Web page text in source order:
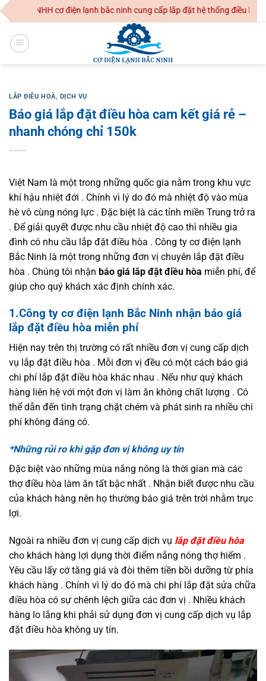
Skip
to
content
TNHH cơ điện lạnh bắc ninh cung cấp lắp đặt hệ thống điều hoà
LẮP ĐIỀU HOÀ, DỊCH VỤ
Báo giá lắp đặt điều hòa cam kết giá rẻ –
nhanh chóng chỉ 150k
Việt Nam là một trong những quốc gia nằm trong khu vực
khí hậu nhiệt đới . Chính vì lý do đó mà nhiệt độ vào mùa
hè vô cùng nóng lực . Đặc biệt là các tỉnh miền Trung trở ra
. Để giải quyết được nhu cầu nhiệt độ cao thì nhiều gia
đình có nhu cầu lắp đặt điều hòa . Công ty cơ điện lạnh
Bắc Ninh là một trong những đơn vị chuyên lắp đặt điều
hòa . Chúng tôi nhận báo giá lắp đặt điều hòa miễn phí, để
giúp cho quý khách xác định chính xác.
1.Công ty cơ điện lạnh Bắc Ninh nhận báo giá
lắp đặt điều hòa miễn phí
Hiện nay trên thị trường có rất nhiều đơn vị cung cấp dịch
vụ lắp đặt điều hòa . Mỗi đơn vị đều có một cách báo giá
chi phí lắp đặt điều hòa khác nhau . Nếu như quý khách
hàng liên hệ với một đơn vị làm ăn không chất lượng . Có
thể dẫn đến tình trạng chặt chém và phát sinh ra nhiều chi
phí không đáng có.
*Những rủi ro khi gặp đơn vị không uy tín
Đặc biệt vào những mùa nắng nóng là thời gian mà các
thợ điều hòa làm ăn tất bậc nhất . Nhận biết được nhu cầu
của khách hàng nên họ thường báo giá trên trời nhằm trục
lợi.
Ngoài ra nhiều đơn vị cung cấp dịch vụ lắp đặt điều hòa
cho khách hàng lợi dụng thời điểm nắng nóng thợ hiếm .
Yêu cầu lấy cớ tăng giá và đòi thêm tiền bồi dưỡng từ phía
khách hàng . Chính vì lý do đó mà chi phí lắp đặt sửa chữa
điều hòa có sự chênh lệch giữa các đơn vị . Nhiều khách
hàng lo lắng khi phải sử dụng đơn vị cung cấp dịch vụ lắp
đặt điều hòa không uy tín.